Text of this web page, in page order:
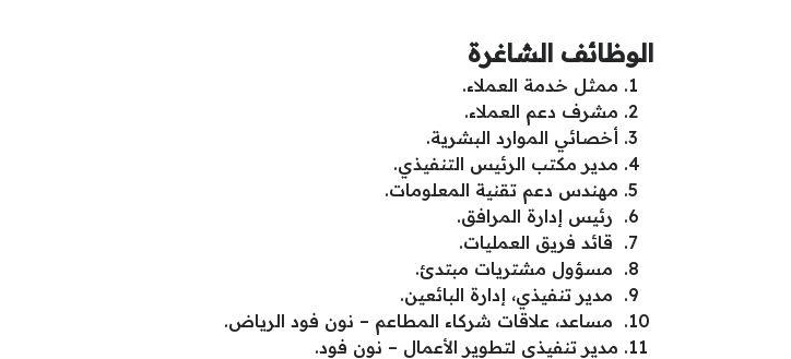
الوظائف الشاغرة
ممثل خدمة العملاء.
مشرف دعم العملاء.
أخصائي الموارد البشرية.
مدير مكتب الرئيس التنفيذي.
مهندس دعم تقنية المعلومات.
رئيس إدارة المرافق.
قائد فريق العمليات.
مسؤول مشتريات مبتدئ.
مدير تنفيذي، إدارة البائعين.
مساعد، علاقات شركاء المطاعم – نون فود الرياض.
مدير تنفيذي لتطوير الأعمال – نون فود.